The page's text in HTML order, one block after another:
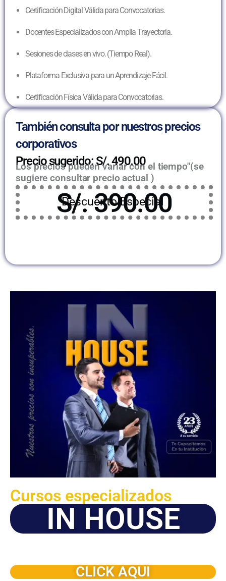
Certificación Digital Válida para Convocatorias.
Docentes Especializados con Amplia Trayectoria.
Sesiones de clases en vivo. (Tiempo Real).
Plataforma Exclusiva para un Aprendizaje Fácil.
Certificación Física Válida para Convocatorias.
También consulta por nuestros precios
corporativos
Precio sugerido: S/. 490.00
Los precios pueden variar con el tiempo"(se
sugiere consultar precio actual )
Descuento Especial
S/. 390.00
Cursos especializados
IN HOUSE
CLICK AQUI